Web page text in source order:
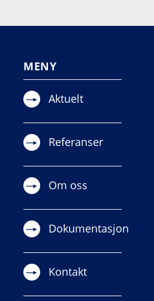
MENY
Aktuelt
Referanser
Om oss
Dokumentasjon
Kontakt